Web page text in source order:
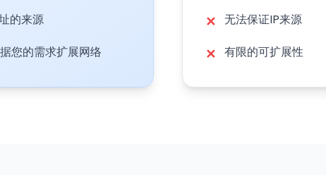
的来源
您的需求扩展网络
✕ 无法保证IP来源
✕ 有限的可扩展性